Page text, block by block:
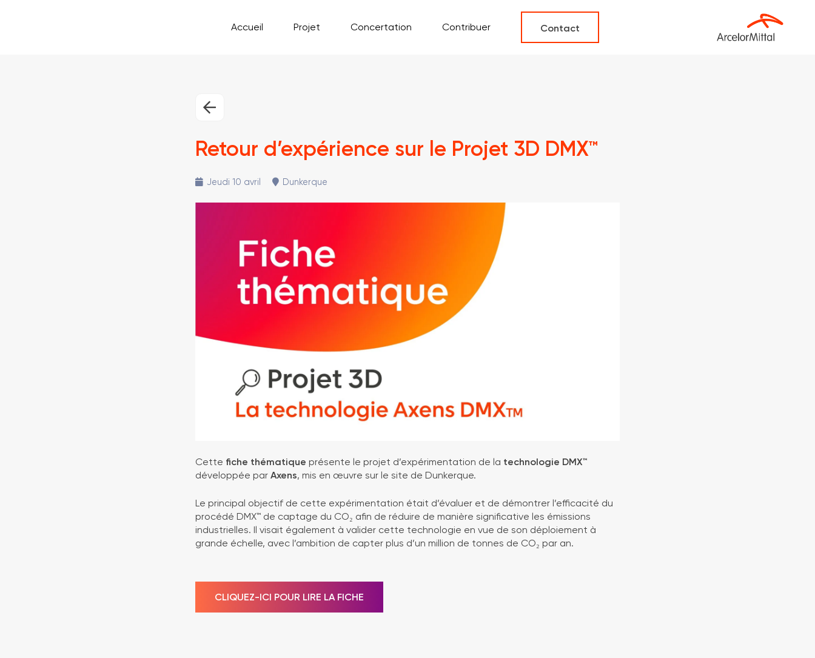
Accueil Projet Concertation Contribuer Contact
Retour d’expérience sur le Projet 3D DMX™
Jeudi 10 avril Dunkerque
Cette fiche thématique présente le projet d’expérimentation de la technologie DMX™
développée par Axens, mis en œuvre sur le site de Dunkerque.
Le principal objectif de cette expérimentation était d’évaluer et de démontrer l’efficacité du
procédé DMX™ de captage du CO₂ afin de réduire de manière significative les émissions
industrielles. Il visait également à valider cette technologie en vue de son déploiement à
grande échelle, avec l’ambition de capter plus d’un million de tonnes de CO₂ par an.
CLIQUEZ-ICI POUR LIRE LA FICHE